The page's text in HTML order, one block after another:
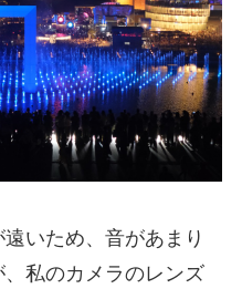
いため、音があまり
私のカメラのレンズ